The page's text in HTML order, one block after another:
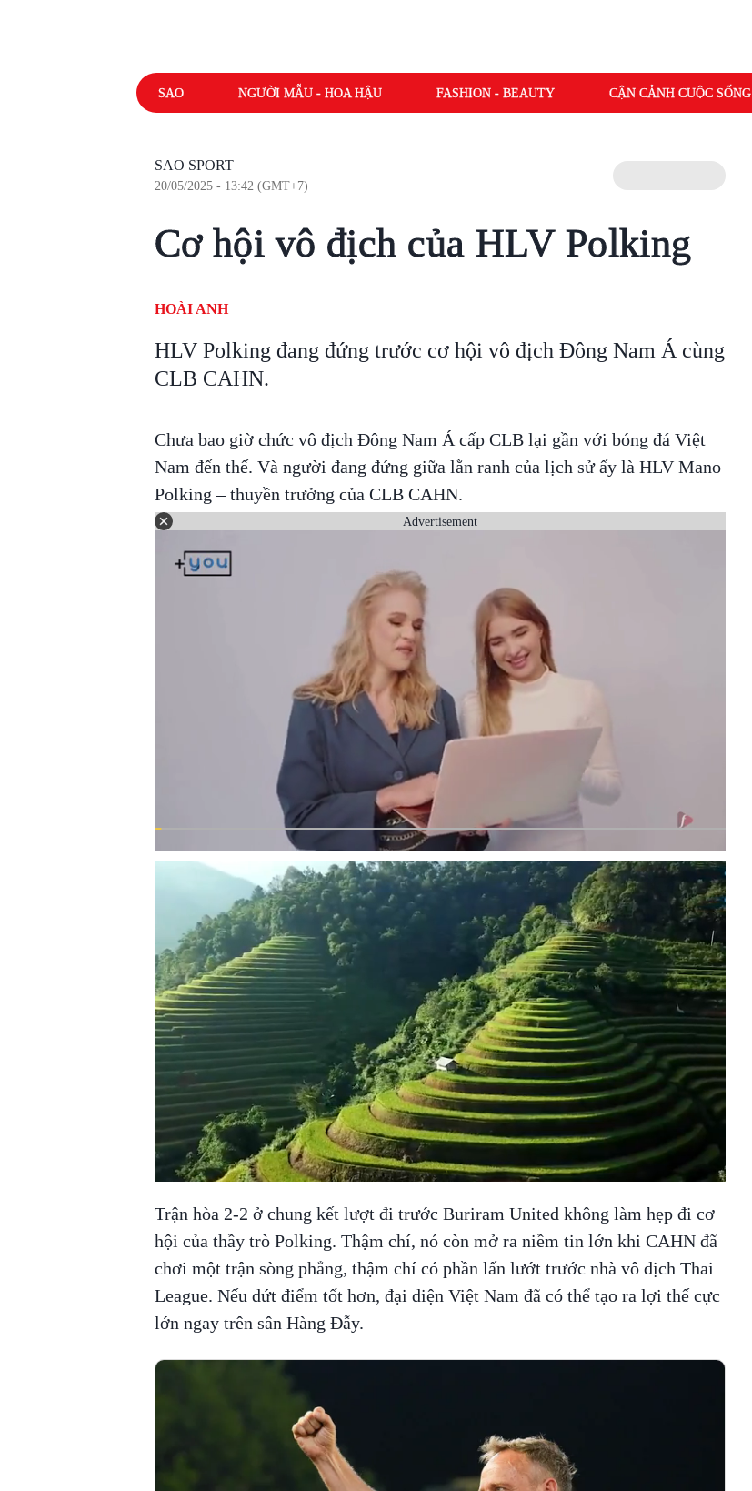
SAO NGƯỜI MẪU - HOA HẬU FASHION - BEAUTY CẬN CẢNH CUỘC SỐNG
SAO SPORT
20/05/2025 - 13:42 (GMT+7)
Cơ hội vô địch của HLV Polking
HOÀI ANH
HLV Polking đang đứng trước cơ hội vô địch Đông Nam Á cùng
CLB CAHN.
Chưa bao giờ chức vô địch Đông Nam Á cấp CLB lại gần với bóng đá Việt
Nam đến thế. Và người đang đứng giữa lằn ranh của lịch sử ấy là HLV Mano
Polking – thuyền trưởng của CLB CAHN.
Advertisement
Trận hòa 2-2 ở chung kết lượt đi trước Buriram United không làm hẹp đi cơ
hội của thầy trò Polking. Thậm chí, nó còn mở ra niềm tin lớn khi CAHN đã
chơi một trận sòng phẳng, thậm chí có phần lấn lướt trước nhà vô địch Thai
League. Nếu dứt điểm tốt hơn, đại diện Việt Nam đã có thể tạo ra lợi thế cực
lớn ngay trên sân Hàng Đẫy.